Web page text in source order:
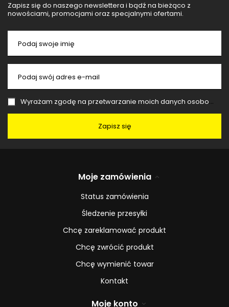
Zapisz się do naszego newslettera i bądź na bieżąco z
nowościami, promocjami oraz specjalnymi ofertami.
Podaj swoje imię
Podaj swój adres e-mail
Wyrażam zgodę na przetwarzanie moich danych osobowych (adres e-mail) na potrzeby wysyłki newslettera z informacją handlową (marketing). Więcej w
Zapisz się
Moje zamówienia
Status zamówienia
Śledzenie przesyłki
Chcę zareklamować produkt
Chcę zwrócić produkt
Chcę wymienić towar
Kontakt
Moje konto